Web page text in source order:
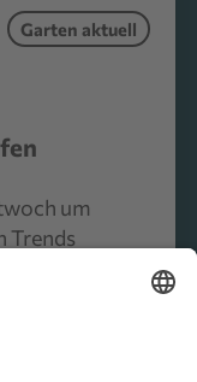
Garten aktuell
um
Trends
...